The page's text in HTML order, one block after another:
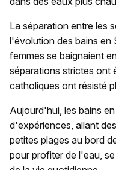
La séparation entre les
l'évolution des bains en
femmes se baignaient
séparations strictes ont
catholiques ont résisté
Aujourd'hui, les bains
d'expériences, allant
petites plages au bord
pour profiter de l'eau,